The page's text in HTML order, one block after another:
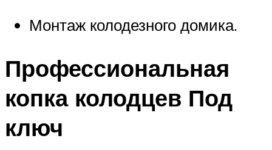
Монтаж колодезного домика.
Профессиональная
копка колодцев Под
ключ